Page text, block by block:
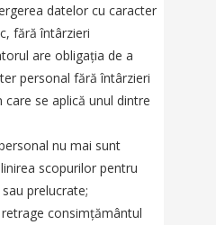
datelor cu caracter
fără întârzieri
are obligația de a
personal fără întârzieri
se aplică unul dintre
nu mai sunt
scopurilor pentru
prelucrate;
consimțământul